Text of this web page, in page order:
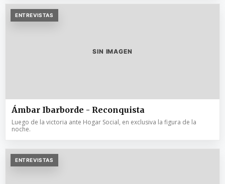
ENTREVISTAS
SIN IMAGEN
Ámbar Ibarborde - Reconquista
Luego de la victoria ante Hogar Social, en exclusiva la figura de la
noche.
ENTREVISTAS